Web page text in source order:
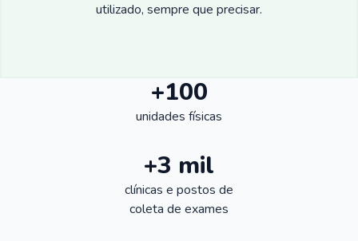
utilizado, sempre que precisar.
+100
unidades físicas
+3 mil
clínicas e postos de
coleta de exames